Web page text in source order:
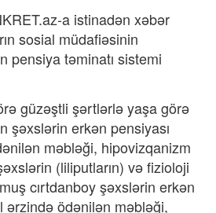
a istinadən xəbər
sosial müdafiəsinin
pensiya təminatı sistemi
güzəştli şərtlərlə yaşa görə
şəxslərin erkən pensiyası
məbləği, hipovizqanizm
(liliputların) və fizioloji
cırtdanboy şəxslərin erkən
ərzində ödənilən məbləği,